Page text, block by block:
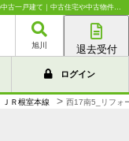
西17南5_リフォーム住宅 北海道帯広市西十七条南5丁目2,149万円の中古一戸建て｜中古住宅や中古物件情報｜株式会社丸正池田
旭川 退去受付
旭川店
ログイン
ＪＲ根室本線 > 西17南5_リフォ